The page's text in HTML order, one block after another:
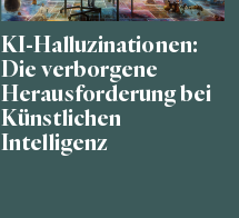
KI-Halluzinationen:
Die verborgene
Herausforderung bei
Künstlichen
Intelligenz